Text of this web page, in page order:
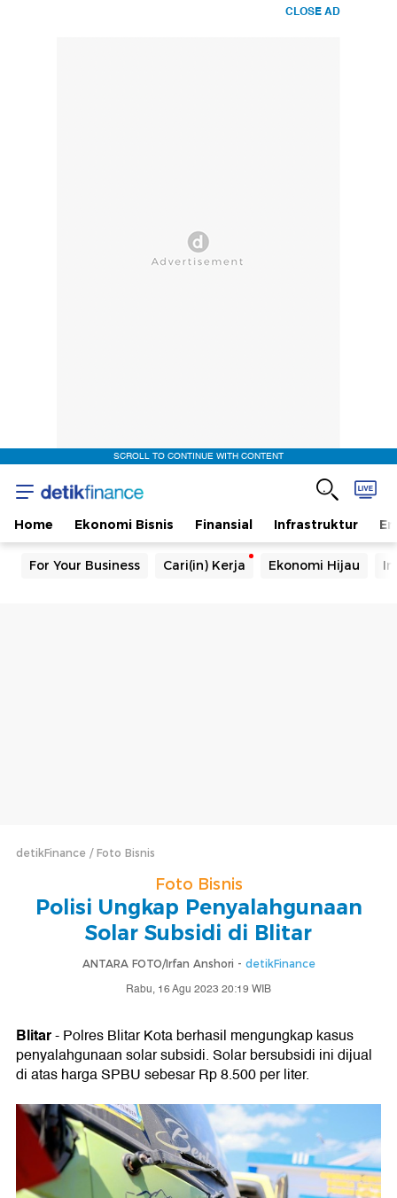
CLOSE AD
SCROLL TO CONTINUE WITH CONTENT
Home Ekonomi Bisnis Finansial Infrastruktur
For Your Business Cari(in) Kerja Ekonomi Hijau
detikFinance Foto Bisnis
Foto Bisnis
Polisi Ungkap Penyalahgunaan
Solar Subsidi di Blitar
ANTARA FOTO/Irfan Anshori - detikFinance
Rabu, 16 Agu 2023 20:19 WIB
Blitar- Polres Blitar Kota berhasil mengungkap kasus
penyalahgunaan solar subsidi. Solar bersubsidi ini dijual
di atas harga SPBU sebesar Rp 8.500 per liter.